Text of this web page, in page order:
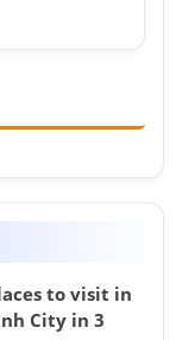
to visit in
City in 3